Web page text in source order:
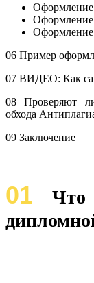
06 Пример
07 ВИДЕО: Как
08 Проверяют
обхода
09 Заключение
01
Что